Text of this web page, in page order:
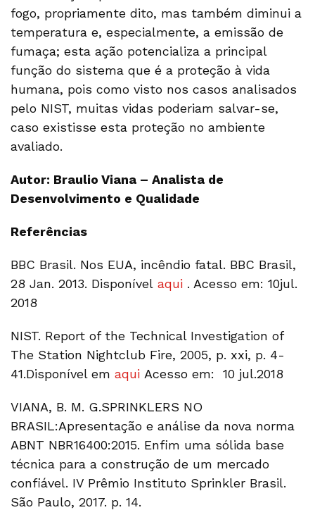
fogo, propriamente dito, mas também diminui a
temperatura e, especialmente, a emissão de
fumaça; esta ação potencializa a principal
função do sistema que é a proteção à vida
humana, pois como visto nos casos analisados
pelo NIST, muitas vidas poderiam salvar-se,
caso existisse esta proteção no ambiente
avaliado.
Autor: Braulio Viana – Analista de
Desenvolvimento e Qualidade
Referências
BBC Brasil. Nos EUA, incêndio fatal. BBC Brasil,
28 Jan. 2013. Disponível aqui . Acesso em: 10jul.
2018
NIST. Report of the Technical Investigation of
The Station Nightclub Fire, 2005, p. xxi, p. 4-
41.Disponível em aqui Acesso em: 10 jul.2018
VIANA, B. M. G.SPRINKLERS NO
BRASIL:Apresentação e análise da nova norma
ABNT NBR16400:2015. Enfim uma sólida base
técnica para a construção de um mercado
confiável. IV Prêmio Instituto Sprinkler Brasil.
São Paulo, 2017. p. 14.